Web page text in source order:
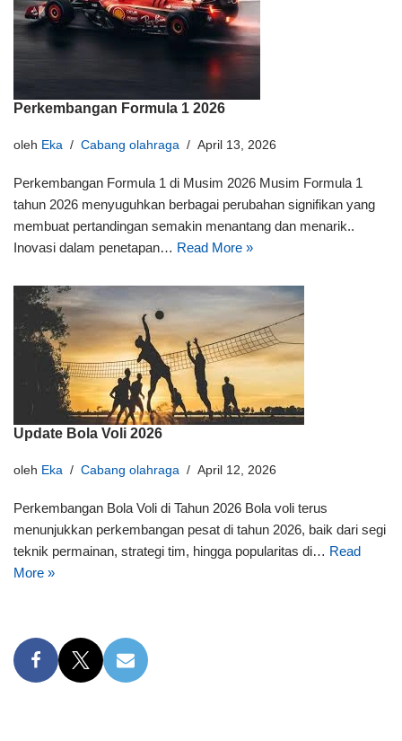
Perkembangan Formula 1 2026
oleh Eka Cabang olahraga April 13, 2026
Perkembangan Formula 1 di Musim 2026 Musim Formula 1
tahun 2026 menyuguhkan berbagai perubahan signifikan yang
membuat pertandingan semakin menantang dan menarik..
Inovasi dalam penetapan… Read More »
Update Bola Voli 2026
oleh Eka Cabang olahraga April 12, 2026
Perkembangan Bola Voli di Tahun 2026 Bola voli terus
menunjukkan perkembangan pesat di tahun 2026, baik dari segi
teknik permainan, strategi tim, hingga popularitas di… Read
More »